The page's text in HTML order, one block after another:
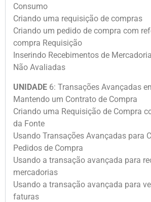
Consumo
Criando uma requisição de compras
Criando um pedido de compra com
compra Requisição
Inserindo Recebimentos de
Não Avaliadas
UNIDADE 6: Transações Avançadas
Mantendo um Contrato de Compra
Criando uma Requisição de Compra
da Fonte
Usando Transações Avançadas para
Pedidos de Compra
Usando a transação avançada para
mercadorias
Usando a transação avançada para
faturas